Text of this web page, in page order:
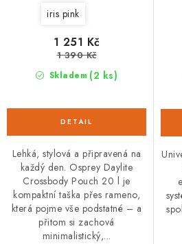
iris pink
Skladem (2 ks)
1 251 Kč
1 390 Kč
Lehká, stylová a připravená na
každý den. Osprey Daylite
Crossbody Pouch 20 l je
kompaktní taška přes rameno,
která pojme vše podstatné – a
přitom si zachová
minimalistický,...